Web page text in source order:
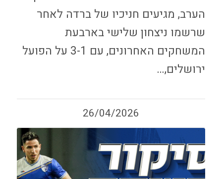
הערב, מגיעים חניכיו של ברדה לאחר
שרשמו ניצחון שלישי בארבעת
המשחקים האחרונים, עם 3-1 על הפועל
ירושלים,…
26/04/2026